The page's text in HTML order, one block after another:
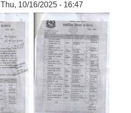
Thu, 10/16/2025 - 16:47